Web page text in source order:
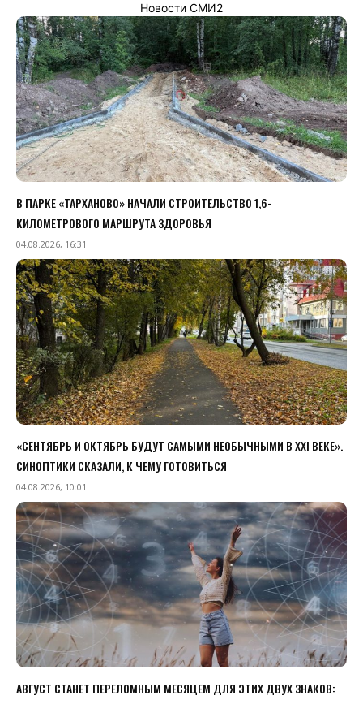
Новости СМИ2
В ПАРКЕ «ТАРХАНОВО» НАЧАЛИ СТРОИТЕЛЬСТВО 1,6-
КИЛОМЕТРОВОГО МАРШРУТА ЗДОРОВЬЯ
04.08.2026, 16:31
«СЕНТЯБРЬ И ОКТЯБРЬ БУДУТ САМЫМИ НЕОБЫЧНЫМИ В XXI ВЕКЕ».
СИНОПТИКИ СКАЗАЛИ, К ЧЕМУ ГОТОВИТЬСЯ
04.08.2026, 10:01
АВГУСТ СТАНЕТ ПЕРЕЛОМНЫМ МЕСЯЦЕМ ДЛЯ ЭТИХ ДВУХ ЗНАКОВ: